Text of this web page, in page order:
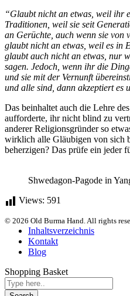
“Glaubt nicht an etwas, weil ihr
Traditionen, weil sie seit
an Gerüchte, auch wenn sie von
glaubt nicht an etwas, weil es in
glaubt auch nicht an etwas, nur
sagen. Jedoch, wenn ihr die
und sie mit der Vernunft
und alle sind, dann akzeptiert es
Das beinhaltet auch die Lehre
aufforderte, ihr nicht blind zu
anderer Religionsgründer so
wirklich alle Gläubigen von sich
beherzigen? Das prüfe ein jeder
Shwedagon-Pagode in
Views: 591
© 2026 Old Burma Hand. All rights
Inhaltsverzeichnis
Kontakt
Blog
Shopping Basket